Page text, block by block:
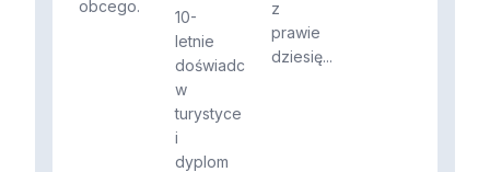
obcego.
10-
letnie
doświadczenie
w
turystyce
i
dyplom
z
prawie
dziesię...